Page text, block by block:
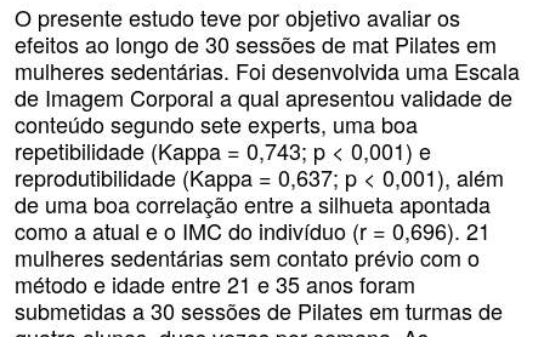
O presente estudo teve por objetivo avaliar os
efeitos ao longo de 30 sessões de mat Pilates em
mulheres sedentárias. Foi desenvolvida uma Escala
de Imagem Corporal a qual apresentou validade de
conteúdo segundo sete experts, uma boa
repetibilidade (Kappa = 0,743; p < 0,001) e
reprodutibilidade (Kappa = 0,637; p < 0,001), além
de uma boa correlação entre a silhueta apontada
como a atual e o IMC do indivíduo (r = 0,696). 21
mulheres sedentárias sem contato prévio com o
método e idade entre 21 e 35 anos foram
submetidas a 30 sessões de Pilates em turmas de